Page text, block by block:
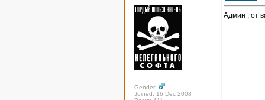
Gender:
Joined: 16 Dec 2008
Админ , от